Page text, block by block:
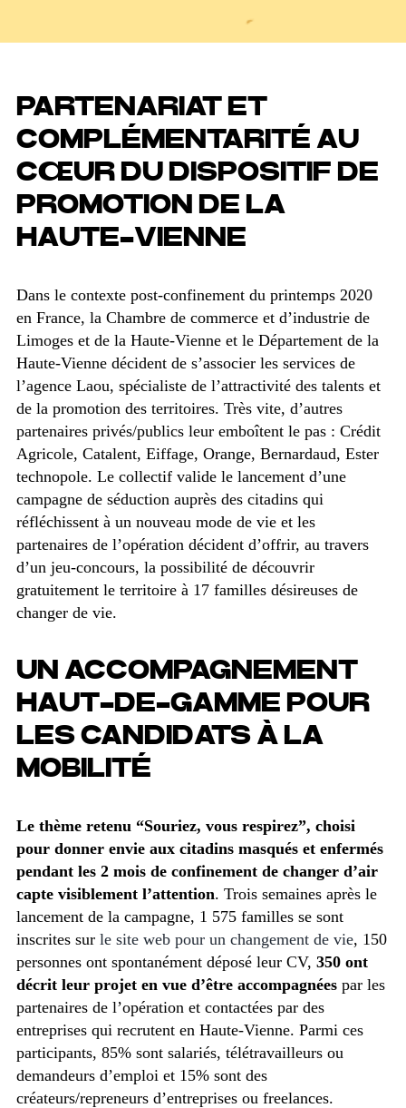
PARTENARIAT ET
COMPLÉMENTARITÉ AU
CŒUR DU DISPOSITIF DE
PROMOTION DE LA
HAUTE-VIENNE
Dans le contexte post-confinement du printemps 2020
en France, la Chambre de commerce et d’industrie de
Limoges et de la Haute-Vienne et le Département de la
Haute-Vienne décident de s’associer les services de
l’agence Laou, spécialiste de l’attractivité des talents et
de la promotion des territoires. Très vite, d’autres
partenaires privés/publics leur emboîtent le pas : Crédit
Agricole, Catalent, Eiffage, Orange, Bernardaud, Ester
technopole. Le collectif valide le lancement d’une
campagne de séduction auprès des citadins qui
réfléchissent à un nouveau mode de vie et les
partenaires de l’opération décident d’offrir, au travers
d’un jeu-concours, la possibilité de découvrir
gratuitement le territoire à 17 familles désireuses de
changer de vie.
UN ACCOMPAGNEMENT
HAUT-DE-GAMME POUR
LES CANDIDATS À LA
MOBILITÉ
Le thème retenu “Souriez, vous respirez”, choisi
pour donner envie aux citadins masqués et enfermés
pendant les 2 mois de confinement de changer d’air
capte visiblement l’attention. Trois semaines après le
lancement de la campagne, 1 575 familles se sont
inscrites sur le site web pour un changement de vie, 150
personnes ont spontanément déposé leur CV, 350 ont
décrit leur projet en vue d’être accompagnéespar les
partenaires de l’opération et contactées par des
entreprises qui recrutent en Haute-Vienne. Parmi ces
participants, 85% sont salariés, télétravailleurs ou
demandeurs d’emploi et 15% sont des
créateurs/repreneurs d’entreprises ou freelances.